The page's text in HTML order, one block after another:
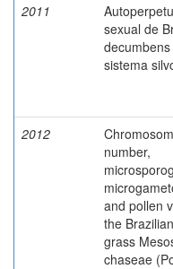
2011
sexual de
sistema
2012
number,
and pollen
the
grass
chaseae